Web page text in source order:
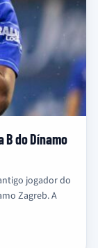
B do Dínamo
jogador do
Zagreb. A